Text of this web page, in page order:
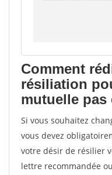
Comment
résiliation
mutuelle pas
Si vous souhaitez
vous devez
votre désir de résilier
lettre recommandée